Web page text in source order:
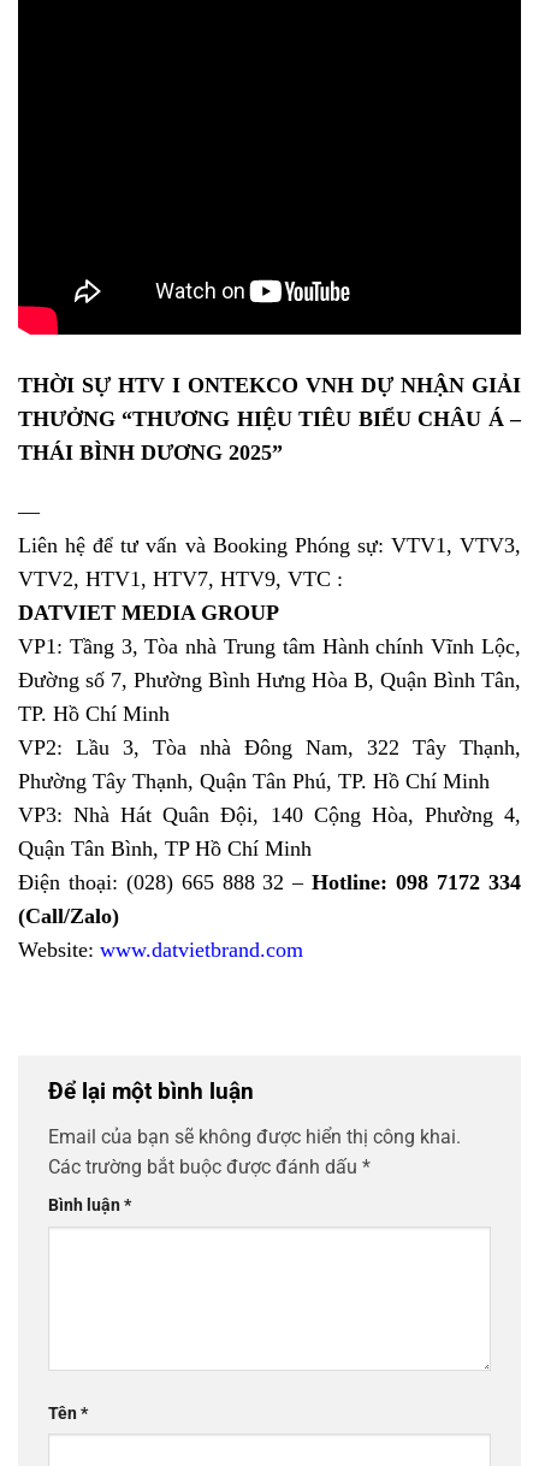
THỜI SỰ HTV I ONTEKCO VNH DỰ NHẬN GIẢI
THƯỞNG “THƯƠNG HIỆU TIÊU BIỂU CHÂU Á –
THÁI BÌNH DƯƠNG 2025”
—
Liên hệ để tư vấn và Booking Phóng sự: VTV1, VTV3,
VTV2, HTV1, HTV7, HTV9, VTC :
DATVIET MEDIA GROUP
VP1: Tầng 3, Tòa nhà Trung tâm Hành chính Vĩnh Lộc,
Đường số 7, Phường Bình Hưng Hòa B, Quận Bình Tân,
TP. Hồ Chí Minh
VP2: Lầu 3, Tòa nhà Đông Nam, 322 Tây Thạnh,
Phường Tây Thạnh, Quận Tân Phú, TP. Hồ Chí Minh
VP3: Nhà Hát Quân Đội, 140 Cộng Hòa, Phường 4,
Quận Tân Bình, TP Hồ Chí Minh
Điện thoại: (028) 665 888 32 –Hotline: 098 7172 334
(Call/Zalo)
Website: www.datvietbrand.com
Để lại một bình luận
Email của bạn sẽ không được hiển thị công khai.
Các trường bắt buộc được đánh dấu *
Bình luận*
Tên*